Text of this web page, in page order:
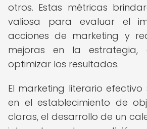
otros. Estas métricas
valiosa para evaluar el
acciones de marketing y
mejoras en la
optimizar los resultados.
El marketing literario
en el establecimiento de
claras, el desarrollo de un